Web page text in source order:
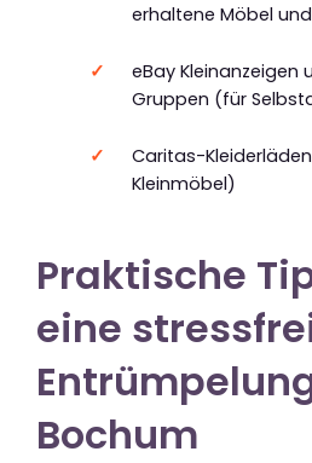
erhaltene Möbel
eBay Kleinanzeigen
Gruppen (für
Caritas-
Kleinmöbel)
Praktische
eine
Bochum